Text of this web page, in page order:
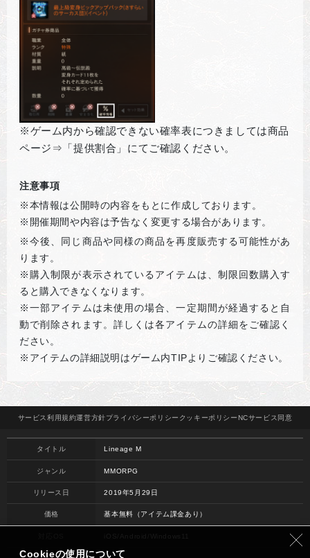
※ゲーム内から確認できない確率表につきましては商品
ページ⇒「提供割合」にてご確認ください。
注意事項
※本情報は公開時の内容をもとに作成しております。
※開催期間や内容は予告なく変更する場合があります。
※今後、同じ商品や同様の商品を再度販売する可能性があ
ります。
※購入制限が表示されているアイテムは、制限回数購入す
ると購入できなくなります。
※一部アイテムは未使用の場合、一定期間が経過すると自
動で削除されます。詳しくは各アイテムの詳細をご確認く
ださい。
※アイテムの詳細説明はゲーム内TIPよりご確認ください。
サービス 利用規約運営方針プライバシーポリシー クッキーポリシーNCサービス 同意
タイトル Lineage M
ジャンル MMORPG
リリース日 2019年5月29日
価格 基本無料（アイテム課金あり）
Cookieの使用について